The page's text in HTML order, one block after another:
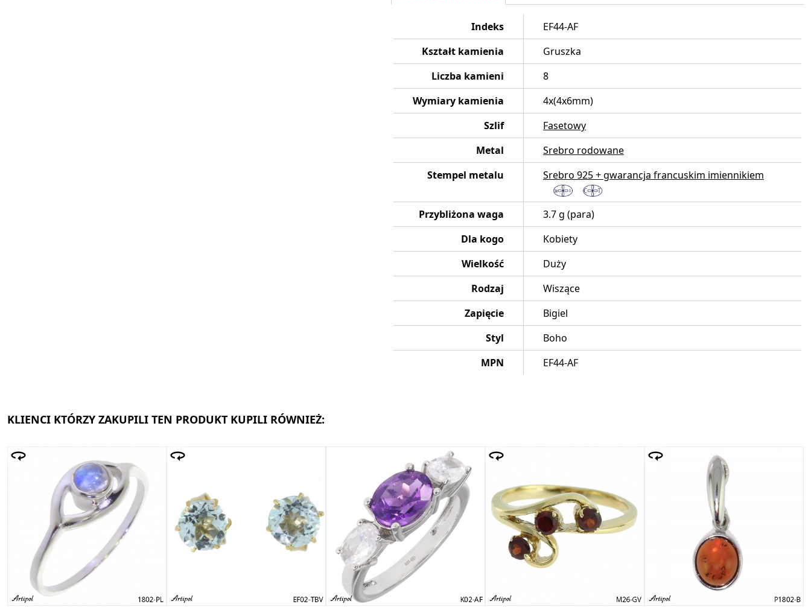
Indeks
EF44-AF
Kształt kamienia
Gruszka
Liczba kamieni
8
Wymiary kamienia
4x(4x6mm)
Szlif
Fasetowy
Metal
Srebro rodowane
Stempel metalu
Srebro 925 + gwarancja francuskim imiennikiem
Przybliżona waga
3.7 g (para)
Dla kogo
Kobiety
Wielkość
Duży
Rodzaj
Wiszące
Zapięcie
Bigiel
Styl
Boho
MPN
EF44-AF
KLIENCI KTÓRZY ZAKUPILI TEN PRODUKT KUPILI RÓWNIEŻ: